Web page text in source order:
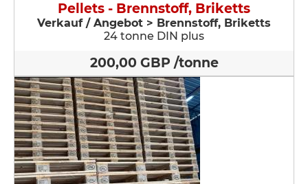
Pellets - Brennstoff, Briketts
Verkauf / Angebot > Brennstoff, Briketts
24 tonne DIN plus
200,00 GBP /tonne